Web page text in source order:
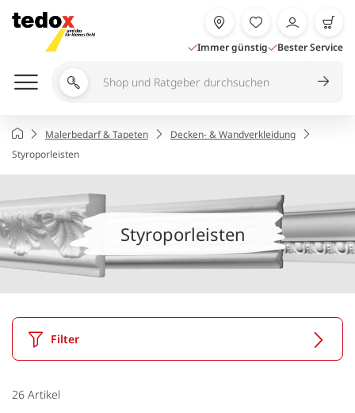
Inhalt
springen
Immer günstig Bester Service
Shop
durchsuchen
StartseiteMalerbedarf & Tapeten
Decken- & Wandverkleidung
Styroporleisten
Styroporleisten
Filter
26 Artikel